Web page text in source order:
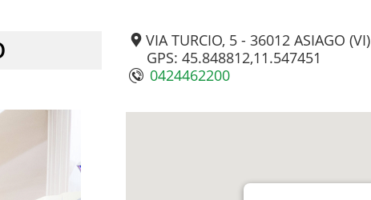
VIA TURCIO, 5 - 36012 ASIAGO (VI)
GPS: 45.848812,11.547451
0424462200